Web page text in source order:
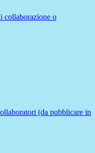
collaborazione o
(da pubblicare in